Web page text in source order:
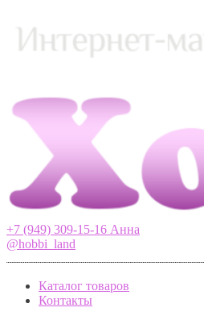
+7 (949) 309-15-16 Анна
@hobbi_land
Каталог товаров
Контакты